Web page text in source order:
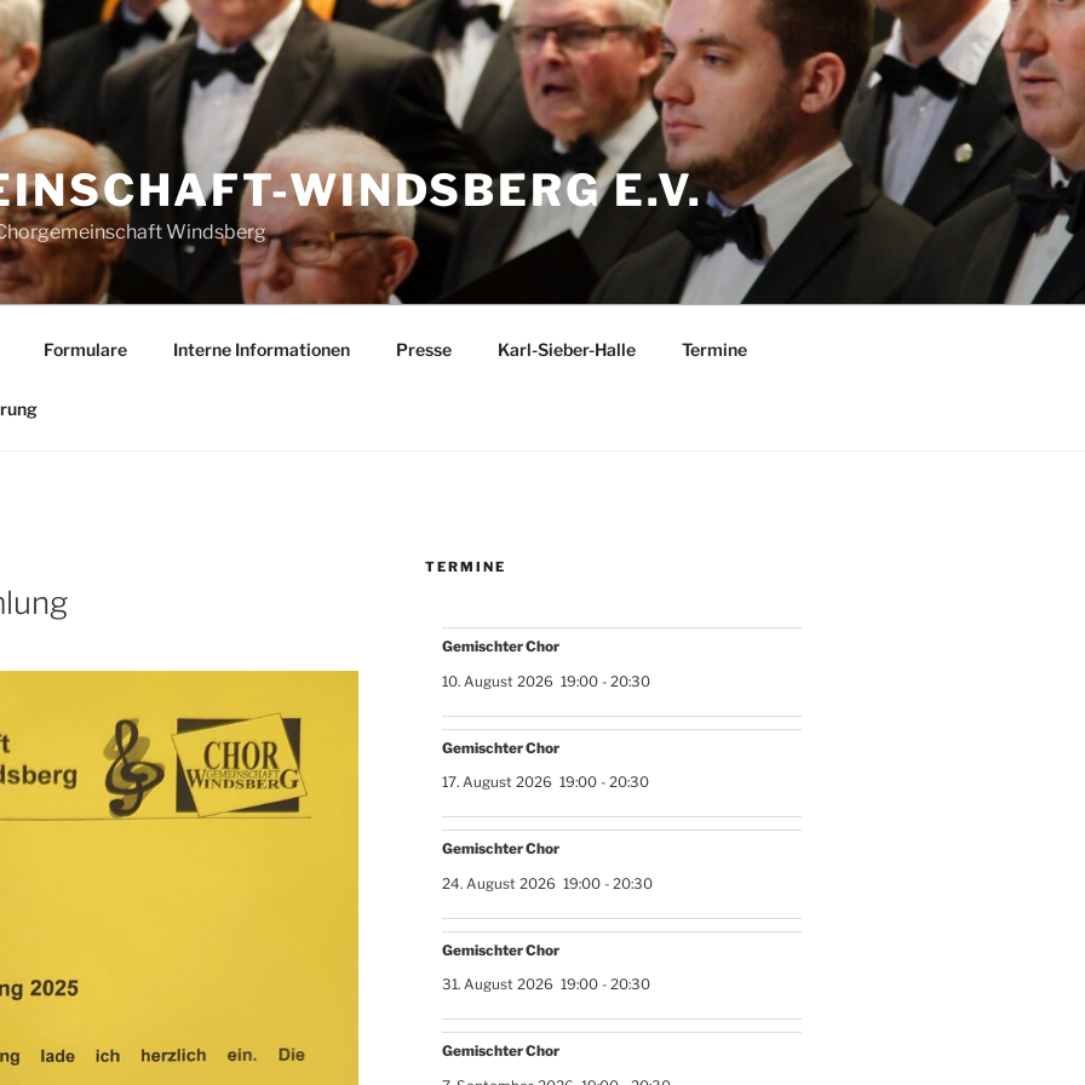
WINDSBERG E.V.
Windsberg
Formulare Interne Informationen Presse Karl-Sieber-Halle Termine
TERMINE
Gemischter Chor
10. August 2026 19:00- 20:30
Gemischter Chor
17. August 2026 19:00- 20:30
Gemischter Chor
24. August 2026 19:00- 20:30
Gemischter Chor
31. August 2026 19:00- 20:30
Gemischter Chor